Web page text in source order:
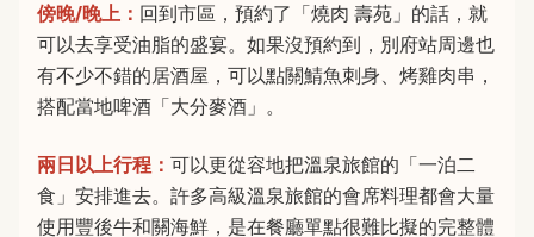
傍晚/晚上： 回到市區，預約了「燒肉 壽苑」的話，就
可以去享受油脂的盛宴。如果沒預約到，別府站周邊也
有不少不錯的居酒屋，可以點關鯖魚刺身、烤雞肉串，
搭配當地啤酒「大分麥酒」。
兩日以上行程： 可以更從容地把溫泉旅館的「一泊二
食」安排進去。許多高級溫泉旅館的會席料理都會大量
使用豐後牛和關海鮮，是在餐廳單點很難比擬的完整體